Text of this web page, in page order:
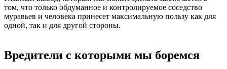
том, что только обдуманное и контролируемое соседство
муравьев и человека принесет максимальную пользу как для
одной, так и для другой стороны.
Вредители с которыми мы боремся